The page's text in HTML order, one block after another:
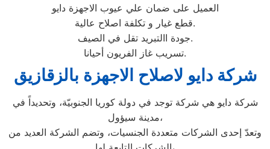
العميل على ضمان علي عيوب الاجهزة دايو
قطع غيار و تكلفة اصلاح عالية.
جودة االتبريد تقل في الصيف.
تسريب غاز الفريون أحيانا.
شركة دايو لاصلاح الاجهزة بالزقازيق
شركة دايو هي شركة توجد في دولة كوريا الجنوبيّة، وتحديداً في
مدينة سيؤول،
وتعدّ إحدى الشركات متعددة الجنسيات، وتضم الشركة العديد من